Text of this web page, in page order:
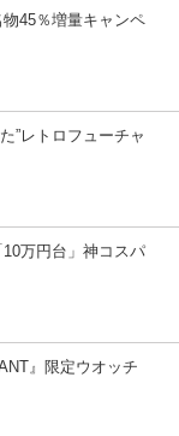
45％増量キャンペ
”レトロフューチャ
10万円台」神コスパ
』限定ウオッチ